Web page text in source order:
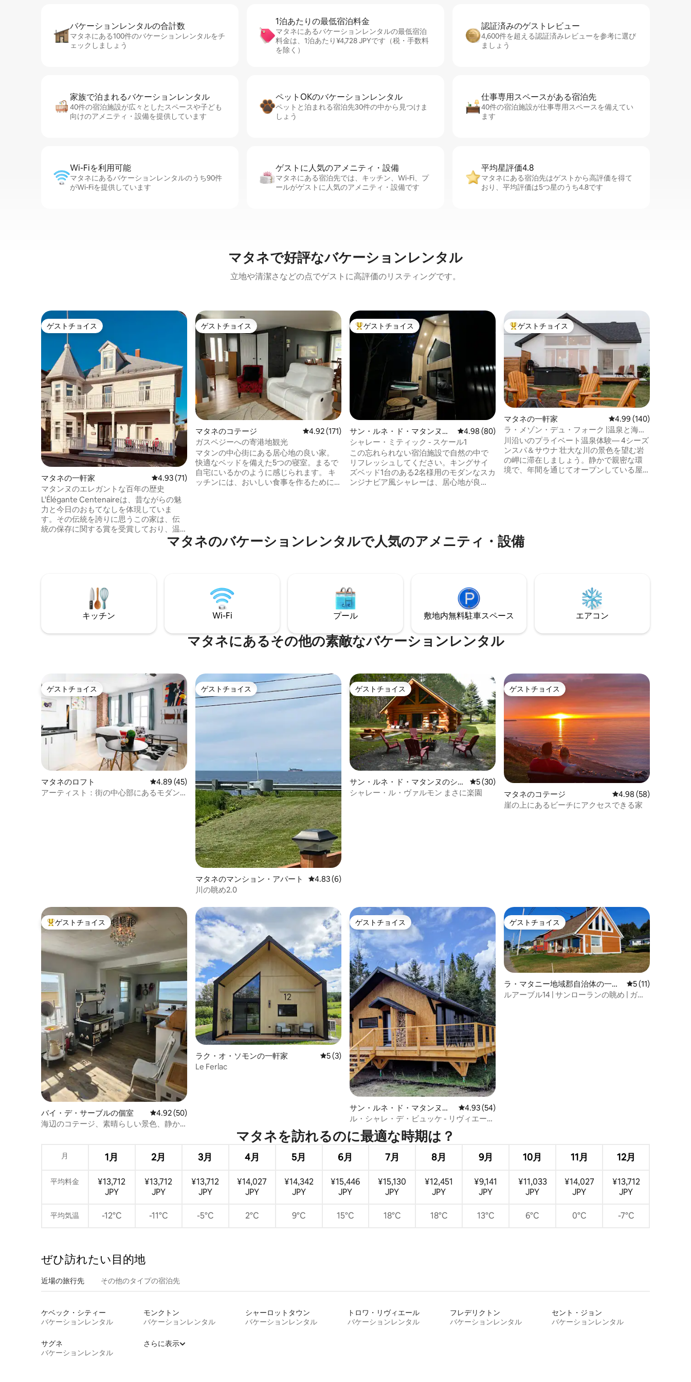
バケーションレ⁠ン⁠タ⁠ル⁠の合⁠計⁠数
マタネにある100件のバケーションレンタルをチ
ェックしましょう
1泊あたりの最⁠低⁠宿⁠泊⁠料⁠金
マタネにあるバケーションレンタルの最低宿泊
料金は、1泊あたり¥4,728 JPYです（税・手数料
を除く）
認証済みのゲ⁠ス⁠ト⁠レ⁠ビ⁠ュ⁠ー
4,600件を超える認証済みレビューを参考に選び
ましょう
家族で泊まれるバ⁠ケ⁠ー⁠シ⁠ョ⁠ンレ⁠ン⁠タ⁠ル
40件の宿泊施設が広々としたスペースや子ども
向けのアメニティ・設備を提供しています
ペットOKのバ⁠ケ⁠ー⁠シ⁠ョ⁠ンレ⁠ン⁠タ⁠ル
ペットと泊まれる宿泊先30件の中から見つけま
しょう
仕事専用ス⁠ペ⁠ー⁠スがあ⁠る宿⁠泊⁠先
40件の宿泊施設が仕事専用スペースを備えてい
ます
Wi-Fiを利⁠用⁠可⁠能
マタネにあるバケーションレンタルのうち90件
がWi-Fiを提供しています
ゲストに人⁠気⁠のア⁠メ⁠ニ⁠テ⁠ィ・設⁠備
マタネにある宿泊先では、キッチン、Wi-Fi、プ
ールがゲストに人気のアメニティ・設備です
平均星評価4.8
マタネにある宿泊先はゲストから高評価を得て
おり、平均評価は5つ星のうち4.8です
マタネで好評なバケーションレンタル
立地や清潔さなどの点でゲストに高評価のリスティングです。
ゲストチョイス
ゲストチョイス
マタネの一軒家 レビュー71件、5つ星中4.93つ星の平均評価
4.93 (71)
マタンヌのエレガントな百年の歴史
L'Élégante Centenaireは、昔ながらの魅
力と今日のおもてなしを体現していま
す。その伝統を誇りに思うこの家は、伝
統の保存に関する賞を受賞しており、温
かみ、親しみやすさ、そして人々を結び
があります。快適なベッドルームが4つあ
り、ソファベッドに加えて最大8名の旅行
ゲストチョイス
ゲストチョイス
マタネのコテージ レビュー171件、5つ星中4.92つ星の平均評価
4.92 (171)
ガスペジーへの寄港地観光
マタンの中心街にある居心地の良い家。
快適なベッドを備えた5つの寝室。まるで
自宅にいるかのように感じられます。 キ
ッチンには、おいしい食事を作るために
デ・イル・ド・マタンヌ。 小屋には自転
車を置くことができます。 Wi-Fi、テルス
大好評のゲストチョイスです。
ゲストチョイス
サン・ルネ・ド・マタンヌの
タイニーハウス
レビュー80件、5つ星中4.98つ星の平均評価
4.98 (80)
シャレー・ミティック - スケール1
この忘れられない宿泊施設で自然の中で
リフレッシュしてください。キングサイ
ズベッド1台のある2名様用のモダンなスカ
ンジナビア風シャレーは、居心地が良
ことができます。静かにすれば、フクロ
ウ、キツネ、シカ、オオジカなどの動物
大好評のゲストチョイスです。
ゲストチョイス
マタネの一軒家 レビュー140件、5つ
4.99 (140)
ラ・メゾン・デュ・フォーク |温泉と海の
体験
川沿いのプライベート温泉体験— 4シーズ
ンスパ＆サウナ 壮大な川の景色を望む岩
の岬に滞在しましょう。静かで親密な環
境で、年間を通じてオープンしている屋
てくることができます！
マタネのバケーションレンタルで人気のアメニティ・設備
キッチン Wi-Fi プール 敷地内無料駐⁠車ス⁠ペ⁠ー⁠ス エアコン
マタネにあるその他の素敵なバケーションレンタル
ゲストチョイス
ゲストチョイス
マタネのロフト レビュー45件、5つ星中4.89つ星の平均評価
4.89 (45)
アーティスト：街の中心部にあるモダン
ゲストチョイス
ゲストチョイス
マタネのマンション・アパート レビュー6件、5つ星中4.83つ星の平均評価
4.83 (6)
川の眺め2.0
ゲストチョイス
ゲストチョイス
サン・ルネ・ド・マタンヌのシャ
レー
レビュー30件、5つ星中5つ星の平均評価
5 (30)
シャレー・ル・ヴァルモン まさに楽園
ゲストチョイス
ゲストチョイス
マタネのコテージ レビュー58件、5つ星
4.98 (58)
崖の上にあるビーチにアクセスできる家
大好評のゲストチョイスです。
ゲストチョイス
バイ・デ・サーブルの個室 レビュー50件、5つ星中4.92つ星の平均評価
4.92 (50)
海辺のコテージ、素晴らしい景色、静か
ラク・オ・ソモンの一軒家 レビュー3件、5つ星中5つ星の平均評価
5 (3)
Le Ferlac
ゲストチョイス
ゲストチョイス
サン・ルネ・ド・マタンヌの
シャレー
レビュー54件、5つ星中4.93つ星の平均評価
4.93 (54)
ル・シャレ・デ・ビュッケ - リヴィエー
ル・マタンヌ
ゲストチョイス
ゲストチョイス
ラ・マタニー地域郡自治体の一軒
家
レビュー11件、5
5 (11)
ルアーブル14 | サンローランの眺め | ガス
マタネを訪⁠れ⁠るの⁠に最⁠適⁠な時⁠期⁠は⁠？
月 1月 2月 3月 4月 5月 6月 7月 8月 9月 10月 11月 12月
平均料金
¥13,712
JPY
¥13,712
JPY
¥13,712
JPY
¥14,027
JPY
¥14,342
JPY
¥15,446
JPY
¥15,130
JPY
¥12,451
JPY
¥9,141
JPY
¥11,033
JPY
¥14,027
JPY
¥13,712
JPY
平均気温 -12°C -11°C -5°C 2°C 9°C 15°C 18°C 18°C 13°C 6°C 0°C -7°C
ぜひ訪⁠れ⁠た⁠い目⁠的⁠地
近場の旅行先 その他のタ⁠イ⁠プ⁠の宿⁠泊⁠先
ケベック・シティー
バケーションレンタル
モンクトン
バケーションレンタル
シャーロットタウン
バケーションレンタル
トロワ・リヴィエール
バケーションレンタル
フレデリクトン
バケーションレンタル
セント・ジョン
バケーションレンタル
サグネ
バケーションレンタル
さらに表示